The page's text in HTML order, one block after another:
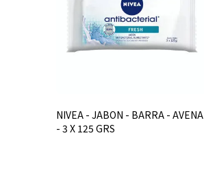
NIVEA - JABON - BARRA - AVENA
- 3 X 125 GRS